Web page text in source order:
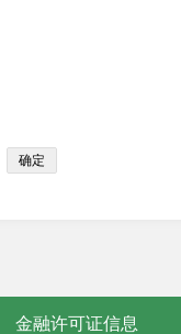
确定
金融许可证信息